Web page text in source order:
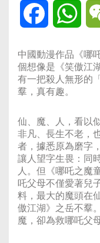
Facebook
中國動漫作品《哪
個想像是《笑傲江
有一把殺人無形的
羣，真有趣。
仙、魔、人，看以
非凡、長生不老，
者，據悉原為磨字
讓人望字生畏：同
人。但《哪吒之魔
吒父母不僅愛著兒
料，最大的魔頭在
傲江湖》之岳不羣
魔，卻為救哪吒父